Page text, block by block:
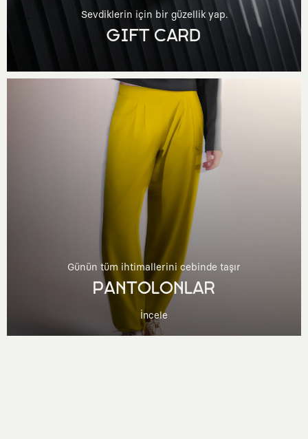
Sevdiklerin için bir güzellik yap.
GIFT CARD
Günün tüm ihtimallerini cebinde taşır
PANTOLONLAR
İncele